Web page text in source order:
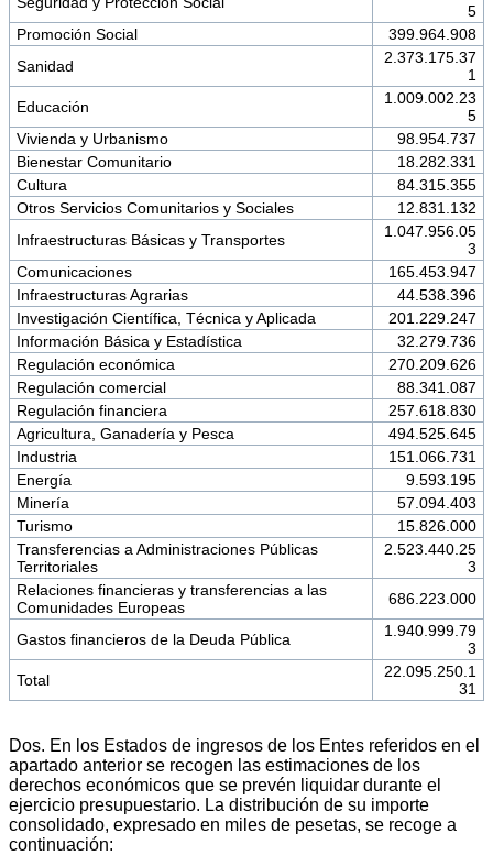
5
Promoción Social
399.964.908
Sanidad
2.373.175.37
1
Educación
1.009.002.23
5
Vivienda y Urbanismo
98.954.737
Bienestar Comunitario
18.282.331
Cultura
84.315.355
Otros Servicios Comunitarios y Sociales
12.831.132
Infraestructuras Básicas y Transportes
1.047.956.05
3
Comunicaciones
165.453.947
Infraestructuras Agrarias
44.538.396
Investigación Científica, Técnica y Aplicada
201.229.247
Información Básica y Estadística
32.279.736
Regulación económica
270.209.626
Regulación comercial
88.341.087
Regulación financiera
257.618.830
Agricultura, Ganadería y Pesca
494.525.645
Industria
151.066.731
Energía
9.593.195
Minería
57.094.403
Turismo
15.826.000
Transferencias a Administraciones Públicas
Territoriales
2.523.440.25
3
Relaciones financieras y transferencias a las
Comunidades Europeas
686.223.000
Gastos financieros de la Deuda Pública
1.940.999.79
3
Total
22.095.250.1
31
Dos. En los Estados de ingresos de los Entes referidos en el
apartado anterior se recogen las estimaciones de los
derechos económicos que se prevén liquidar durante el
ejercicio presupuestario. La distribución de su importe
consolidado, expresado en miles de pesetas, se recoge a
continuación: